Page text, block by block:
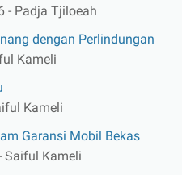
- Padja Tjiloeah
dengan Perlindungan
Kameli
Kameli
Garansi Mobil Bekas
Saiful Kameli